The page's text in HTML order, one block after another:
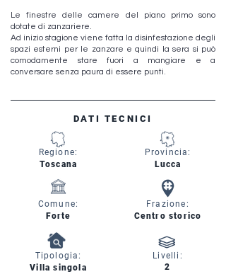
Le finestre delle camere del piano primo sono
dotate di zanzariere.
Ad inizio stagione viene fatta la disinfestazione degli
spazi esterni per le zanzare e quindi la sera si può
comodamente stare fuori a mangiare e a
conversare senza paura di essere punti.
DATI TECNICI
Regione:
Toscana
Lucca
Provincia:
Comune:
Forte
Frazione:
Centro storico
Tipologia:
Villa singola
Livelli:
2